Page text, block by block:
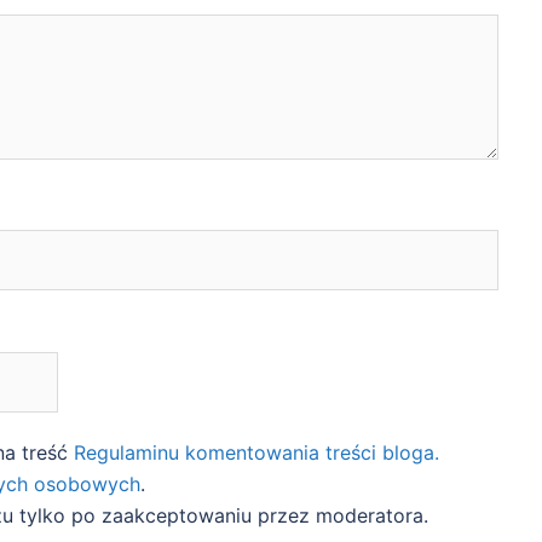
treść Regulaminu komentowania treści bloga.
osobowych.
tylko po zaakceptowaniu przez moderatora.